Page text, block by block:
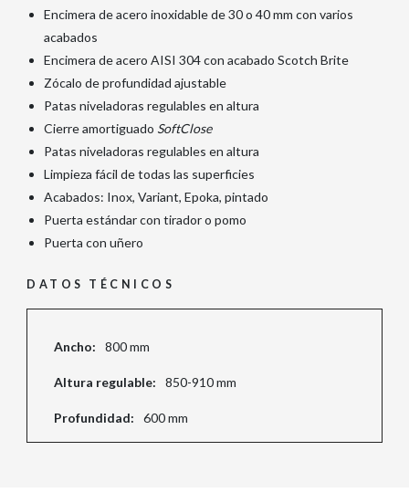
Encimera de acero inoxidable de 30 o 40 mm con varios
acabados
Encimera de acero AISI 304 con acabado Scotch Brite
Zócalo de profundidad ajustable
Patas niveladoras regulables en altura
Cierre amortiguado SoftClose
Patas niveladoras regulables en altura
Limpieza fácil de todas las superficies
Acabados: Inox, Variant, Epoka, pintado
Puerta estándar con tirador o pomo
Puerta con uñero
DATOS TÉCNICOS
Ancho: 800 mm
Altura regulable: 850-910 mm
Profundidad: 600 mm